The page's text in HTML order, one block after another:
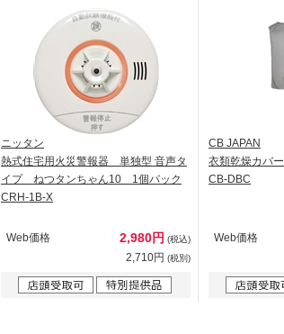
ニッタン
熱式住宅用火災警報器 単独型 音声タ
イプ ねつタンちゃん10 1個パック
CRH-1B-X
Web価格 2,980円 (税込)
2,710円 (税別)
CB JAPAN
衣類乾燥カバー
CB-DBC
Web価格